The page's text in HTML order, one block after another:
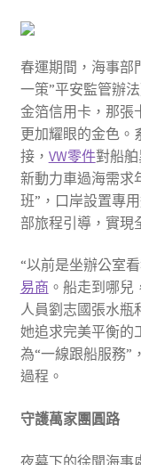
春運期間，海事部
一策”平安監管辦
金箔信用卡，那張
更加耀眼的金色。
接， VW零件對船
新動力車過海需求
班”，口岸設置專
部旅程引導，實現
“以前是坐辦公室
易商 。船走到哪
人員劉志國張水瓶
她追求完美平衡的
為“一線跟船服務”
過程。
守護萬家團圓路
夜幕下的徐聞海事